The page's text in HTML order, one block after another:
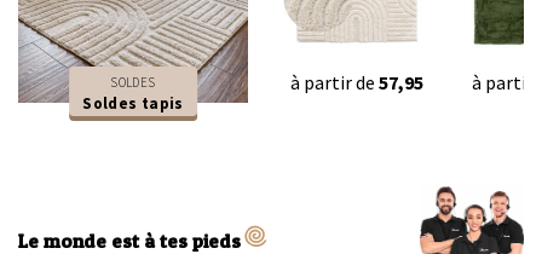
SOLDES
Soldes tapis
à partir de 57,95 à partir
Le monde est à tes pieds